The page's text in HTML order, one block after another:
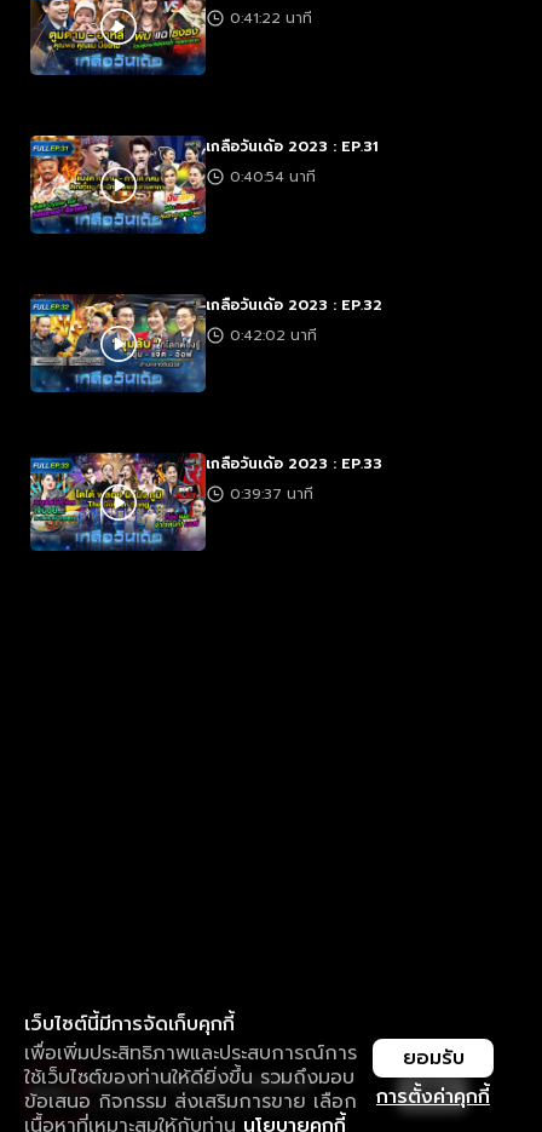
0:41:22 นาที
เกลือวันเด้อ 2023 : EP.31
0:40:54 นาที
เกลือวันเด้อ 2023 : EP.32
0:42:02 นาที
เกลือวันเด้อ 2023 : EP.33
0:39:37 นาที
เว็บไซต์นี้มีการจัดเก็บคุกกี้
เพื่อเพิ่มประสิทธิภาพและประสบการณ์การ
ใช้เว็บไซต์ของท่านให้ดียิ่งขึ้น รวมถึงมอบ
ข้อเสนอ กิจกรรม ส่งเสริมการขาย เลือก
เนื้อหาที่เหมาะสมให้กับท่าน นโยบายคุกกี้
การตั้งค่าคุกกี้
ยอมรับ
ใช้งานแอป ลื่นไหลกว่า ไม่มีสะดุด
ดาวน์โหลดแอปเพื่อการรับชมที่ดีกว่า เปิด